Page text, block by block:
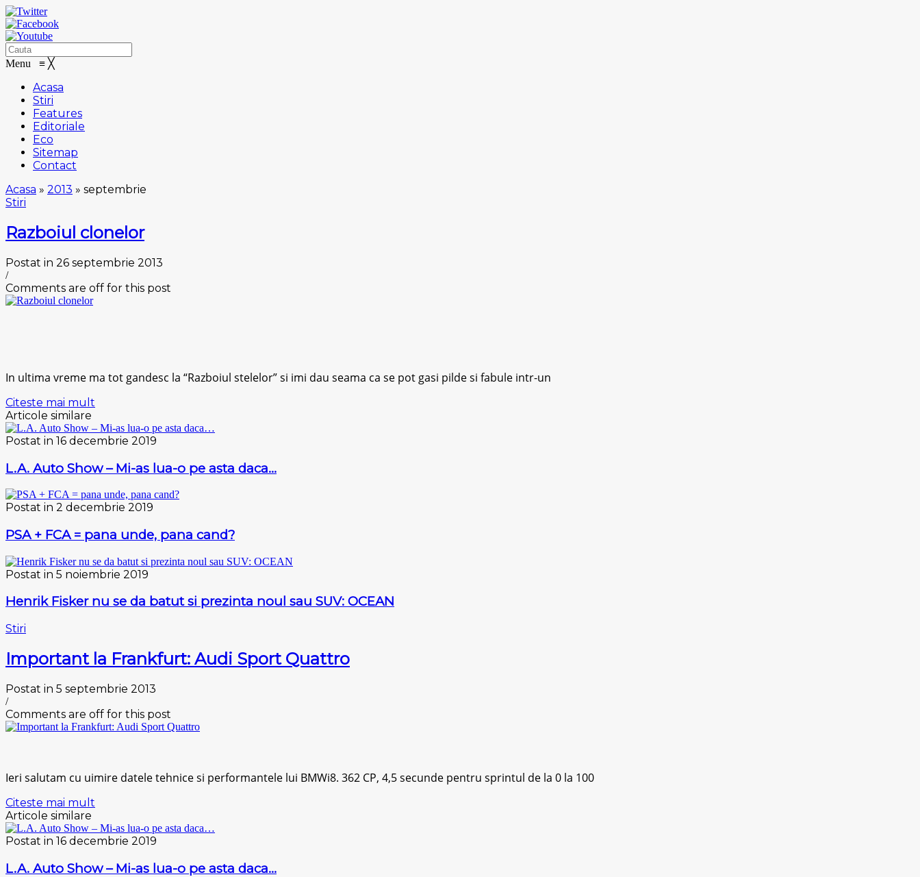
Menu ≡ ╳
Acasa
Stiri
Features
Editoriale
Eco
Sitemap
Contact
Acasa » 2013 » septembrie
Stiri
Razboiul clonelor
Postat in 26 septembrie 2013
/
Comments are off for this post
In ultima vreme ma tot gandesc la “Razboiul stelelor” si imi dau seama ca se pot gasi pilde si fabule intr-un
Citeste mai mult
Articole similare
Postat in 16 decembrie 2019
L.A. Auto Show – Mi-as lua-o pe asta daca…
Postat in 2 decembrie 2019
PSA + FCA = pana unde, pana cand?
Postat in 5 noiembrie 2019
Henrik Fisker nu se da batut si prezinta noul sau SUV: OCEAN
Stiri
Important la Frankfurt: Audi Sport Quattro
Postat in 5 septembrie 2013
/
Comments are off for this post
Ieri salutam cu uimire datele tehnice si performantele lui BMWi8. 362 CP, 4,5 secunde pentru sprintul de la 0 la 100
Citeste mai mult
Articole similare
Postat in 16 decembrie 2019
L.A. Auto Show – Mi-as lua-o pe asta daca…